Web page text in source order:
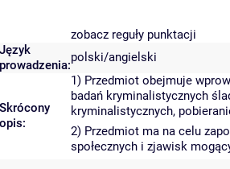
zobacz reguły punktacji
Język
prowadzenia:
polski/angielski
Skrócony
opis:
1) Przedmiot obejmuje
badań kryminalistycznych
kryminalistycznych,
2) Przedmiot ma na celu
społecznych i zjawisk